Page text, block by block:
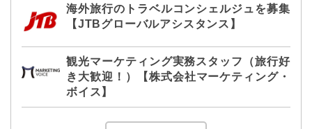
海外旅行のトラベルコンシェルジュを募集
【JTBグローバルアシスタンス】
観光マーケティング実務スタッフ（旅行好
き大歓迎！）【株式会社マーケティング・
ボイス】